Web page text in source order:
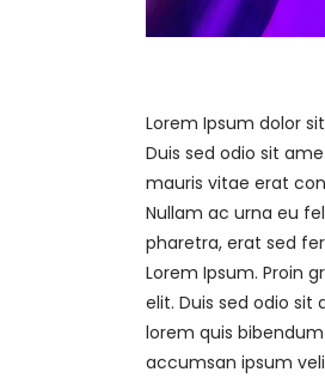
Lorem Ipsum dolor
Duis sed odio sit
mauris vitae erat
Nullam ac urna eu
pharetra, erat sed
Lorem Ipsum. Proin
elit. Duis sed odio sit
lorem quis
accumsan ipsum